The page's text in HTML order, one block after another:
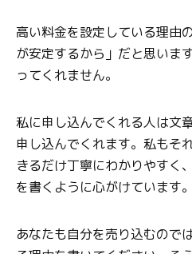
高い料金を設定している理由
が安定するから」だと思いま
ってくれません。
私に申し込んでくれる人は文
申し込んでくれます。私もそ
きるだけ丁寧にわかりやすく
を書くように心がけています。
あなたも自分を売り込むので